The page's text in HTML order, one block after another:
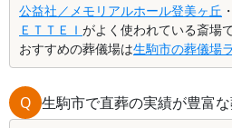
公益社／メモリアルホール登美ヶ丘 ・
ＥＴＴＥＩ がよく使われている斎場で
おすすめの葬儀場は生駒市の葬儀場
Q 生駒市で直葬の実績が豊富